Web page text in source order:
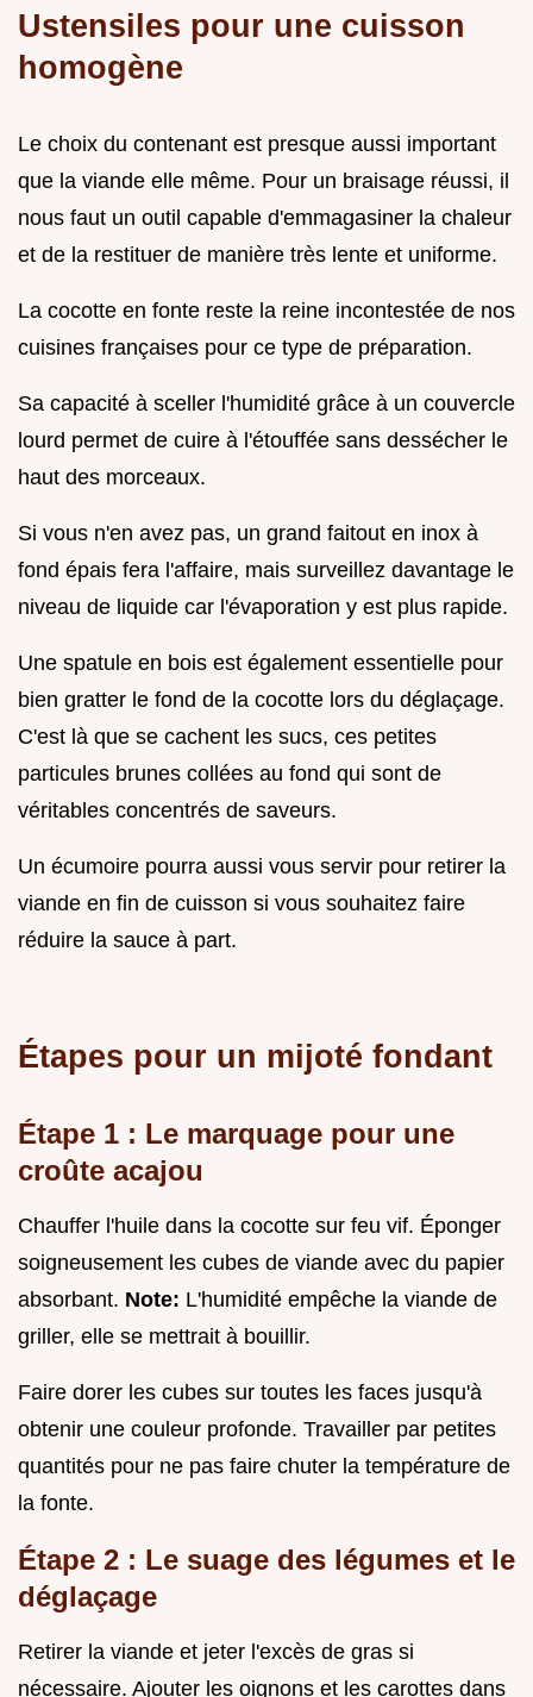
Ustensiles pour une cuisson
homogène
Le choix du contenant est presque aussi important
que la viande elle même. Pour un braisage réussi, il
nous faut un outil capable d'emmagasiner la chaleur
et de la restituer de manière très lente et uniforme.
La cocotte en fonte reste la reine incontestée de nos
cuisines françaises pour ce type de préparation.
Sa capacité à sceller l'humidité grâce à un couvercle
lourd permet de cuire à l'étouffée sans dessécher le
haut des morceaux.
Si vous n'en avez pas, un grand faitout en inox à
fond épais fera l'affaire, mais surveillez davantage le
niveau de liquide car l'évaporation y est plus rapide.
Une spatule en bois est également essentielle pour
bien gratter le fond de la cocotte lors du déglaçage.
C'est là que se cachent les sucs, ces petites
particules brunes collées au fond qui sont de
véritables concentrés de saveurs.
Un écumoire pourra aussi vous servir pour retirer la
viande en fin de cuisson si vous souhaitez faire
réduire la sauce à part.
Étapes pour un mijoté fondant
Étape 1 : Le marquage pour une
croûte acajou
Chauffer l'huile dans la cocotte sur feu vif. Éponger
soigneusement les cubes de viande avec du papier
absorbant. Note: L'humidité empêche la viande de
griller, elle se mettrait à bouillir.
Faire dorer les cubes sur toutes les faces jusqu'à
obtenir une couleur profonde. Travailler par petites
quantités pour ne pas faire chuter la température de
la fonte.
Étape 2 : Le suage des légumes et le
déglaçage
Retirer la viande et jeter l'excès de gras si
nécessaire. Ajouter les oignons et les carottes dans